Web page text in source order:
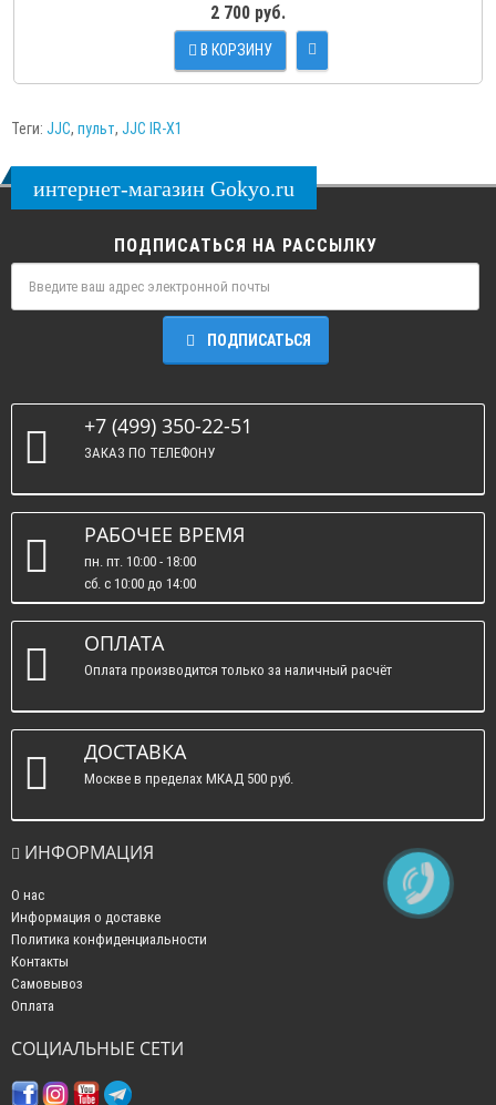
2 700 руб.
В КОРЗИНУ
Теги: JJC, пульт, JJC IR-X1
интернет-магазин Gokyo.ru
ПОДПИСАТЬСЯ НА РАССЫЛКУ
ПОДПИСАТЬСЯ
+7 (499) 350-22-51
ЗАКАЗ ПО ТЕЛЕФОНУ
РАБОЧЕЕ ВРЕМЯ
пн. пт. 10:00 - 18:00
сб. c 10:00 до 14:00
вс. : выходные.
ОПЛАТА
Оплата производится только за наличный расчёт
ДОСТАВКА
Москве в пределах МКАД 500 руб.
ИНФОРМАЦИЯ
О нас
Информация о доставке
Политика конфиденциальности
Контакты
Самовывоз
Оплата
СОЦИАЛЬНЫЕ СЕТИ